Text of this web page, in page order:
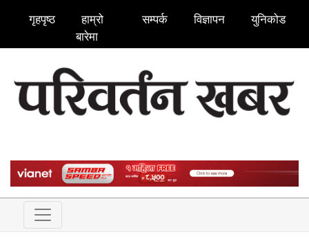
गृहपृष्ठ
हाम्रो
बारेमा
सम्पर्क विज्ञापन युनिकोड